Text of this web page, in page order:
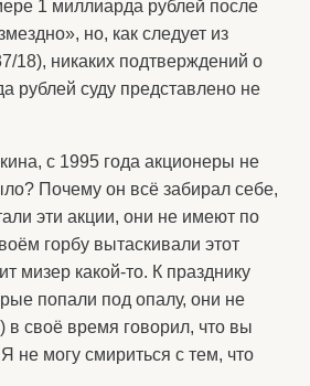
1 миллиарда рублей после
но, как следует из
18), никаких подтверждений о
рублей суду представлено не
с 1995 года акционеры не
Почему он всё забирал себе,
эти акции, они не имеют по
горбу вытаскивали этот
мизер какой-то. К празднику
попали под опалу, они не
в своё время говорил, что вы
не могу смириться с тем, что